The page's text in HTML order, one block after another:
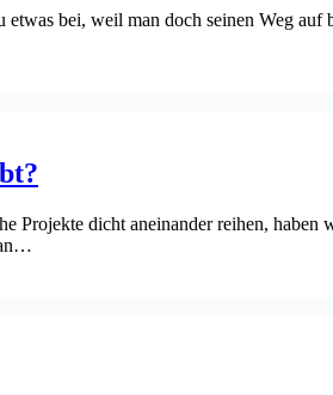
bei, weil man doch seinen Weg
Projekte dicht aneinander reihen,